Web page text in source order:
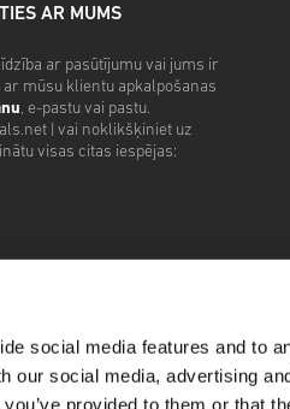
social media features and to
our social media, advertising
provided to them or that
AR MUMS
ar pasūtījumu vai jums ir
mūsu klientu apkalpošanas
, e-pastu vai pastu.
| vai noklikšķiniet uz
visas citas iespējas: